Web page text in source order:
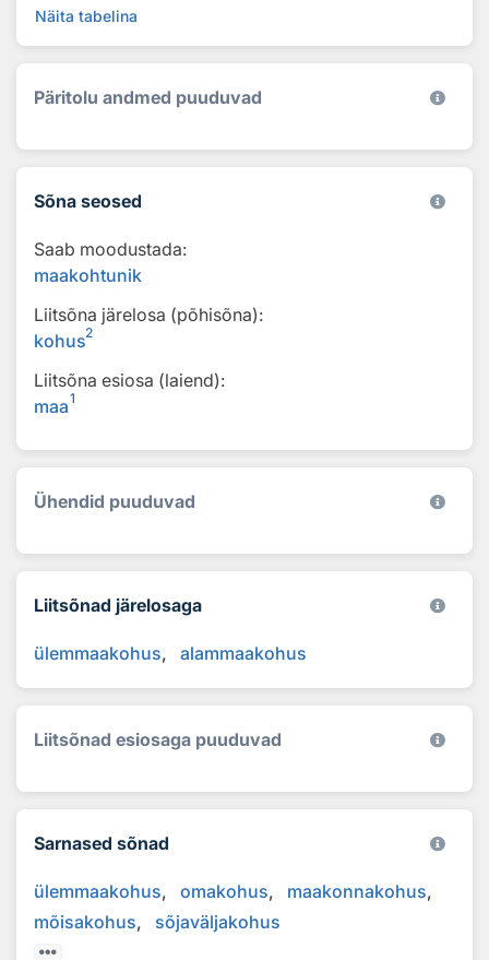
Näita tabelina
Päritolu andmed puuduvad
Sõna seosed
Saab moodustada:
maakohtunik
Liitsõna järelosa (põhisõna):
kohus2
Liitsõna esiosa (laiend):
maa1
Ühendid puuduvad
Liitsõnad järelosaga
ülemmaakohus alammaakohus
Liitsõnad esiosaga puuduvad
Sarnased sõnad
ülemmaakohus omakohus
maakonnakohus
mõisakohus
sõjaväljakohus